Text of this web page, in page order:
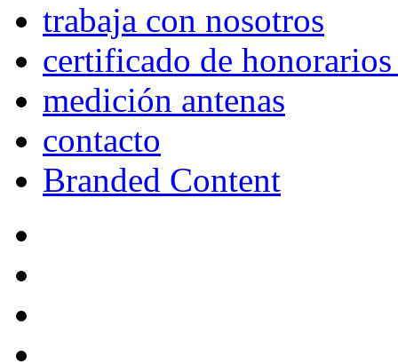
trabaja con nosotros
certificado de
medición antenas
contacto
Branded Content